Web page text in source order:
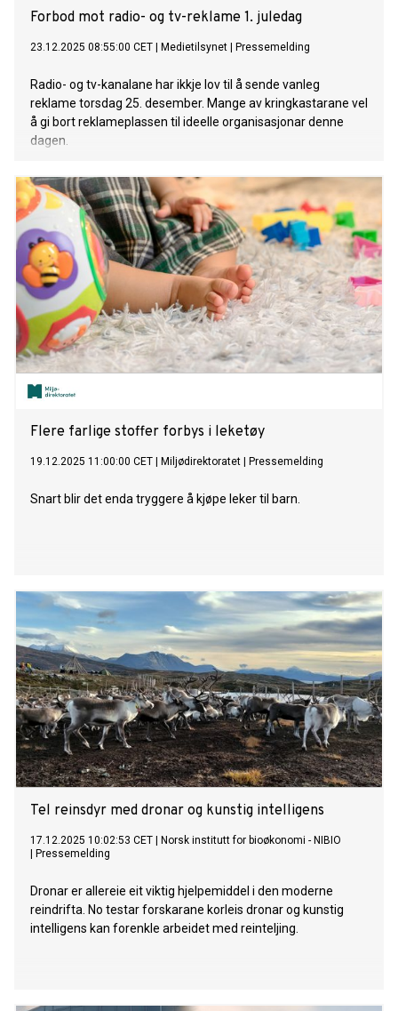
Forbod mot radio- og tv-reklame 1. juledag
23.12.2025 08:55:00 CET Medietilsynet Pressemelding
Radio- og tv-kanalane har ikkje lov til å sende vanleg
reklame torsdag 25. desember. Mange av kringkastarane vel
å gi bort reklameplassen til ideelle organisasjonar denne
dagen.
Flere farlige stoffer forbys i leketøy
19.12.2025 11:00:00 CET Miljødirektoratet Pressemelding
Snart blir det enda tryggere å kjøpe leker til barn.
Tel reinsdyr med dronar og kunstig intelligens
17.12.2025 10:02:53 CET
Norsk institutt for bioøkonomi - NIBIO
Pressemelding
Dronar er allereie eit viktig hjelpemiddel i den moderne
reindrifta. No testar forskarane korleis dronar og kunstig
intelligens kan forenkle arbeidet med reinteljing.